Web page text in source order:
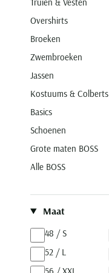
Overshirts
Broeken
Zwembroeken
Jassen
Kostuums & Colberts
Basics
Schoenen
Grote maten BOSS
Alle BOSS
Maat
48 / S
52 / L